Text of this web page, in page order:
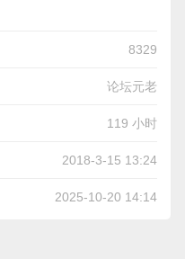
8329
论坛元老
119 小时
2018-3-15 13:24
2025-10-20 14:14